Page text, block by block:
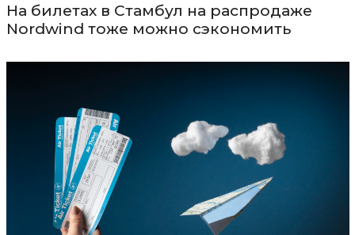
На билетах в Стамбул на распродаже
Nordwind тоже можно сэкономить